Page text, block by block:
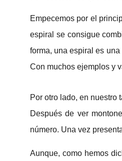
Empecemos por el
espiral se consigue
forma, una espiral es
Con muchos ejemplos y
Por otro lado, en nuestro
Después de ver
número. Una vez
Aunque, como hemos